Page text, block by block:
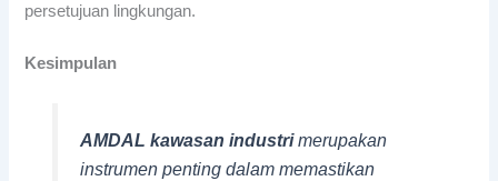
persetujuan lingkungan.
Kesimpulan
AMDAL kawasan industrimerupakan
instrumen penting dalam memastikan